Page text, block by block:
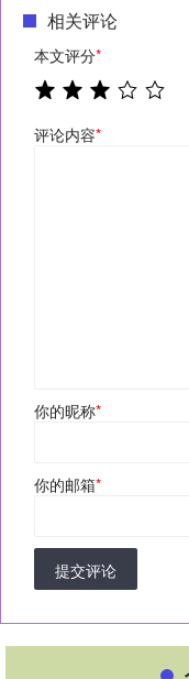
相关评论
本文评分*
评论内容*
你的昵称*
你的邮箱*
提交评论